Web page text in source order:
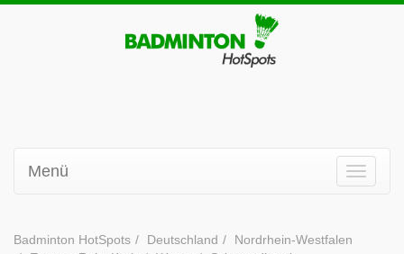
Menü
Badminton HotSpots Deutschland
Nordrhein-Westfalen